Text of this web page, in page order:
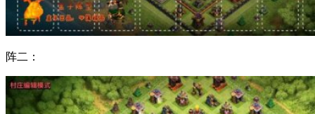
阵二：